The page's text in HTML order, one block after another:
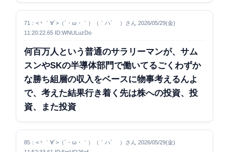
71：<丶｀∀´>（´・ω・｀）（｀ハ´ ）さん 2026/05/29(金)
11:20:22.65 ID:WNULuzDo
何百万人という普通のサラリーマンが、サム
スンやSKの半導体部門で働いてるごくわずか
な勝ち組層の収入をベースに物事考えるんよ
で、考えた結果行き着く先は株への投資、投
資、また投資
85：<丶｀∀´>（´・ω・｀）（｀ハ´ ）さん 2026/05/29(金)